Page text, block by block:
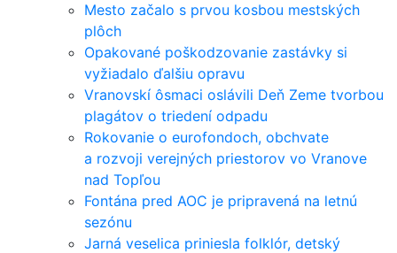
Mesto začalo s prvou kosbou mestských
plôch
Opakované poškodzovanie zastávky si
vyžiadalo ďalšiu opravu
Vranovskí ôsmaci oslávili Deň Zeme tvorbou
plagátov o triedení odpadu
Rokovanie o eurofondoch, obchvate
a rozvoji verejných priestorov vo Vranove
nad Topľou
Fontána pred AOC je pripravená na letnú
sezónu
Jarná veselica priniesla folklór, detský